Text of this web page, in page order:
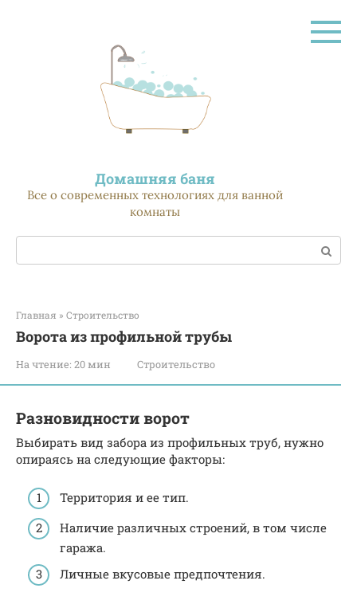
Домашняя баня
Все о современных технологиях для ванной
комнаты
Поиск:
Главная » Строительство
Ворота из профильной трубы
На чтение: 20 мин Строительство
Разновидности ворот
Выбирать вид забора из профильных труб, нужно
опираясь на следующие факторы:
Территория и ее тип.
Наличие различных строений, в том числе
гаража.
Личные вкусовые предпочтения.